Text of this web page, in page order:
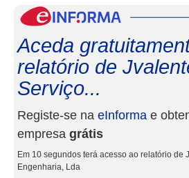
Aceda
relatório de
Serviço...
Registe-se na eInforma e
empresa grátis
Em 10 segundos terá acesso ao relatório de
Engenharia, Lda